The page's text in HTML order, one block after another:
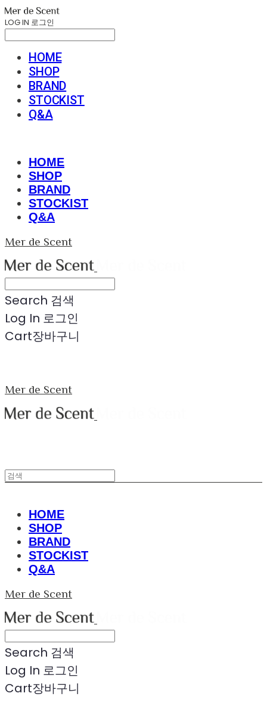
LOG IN 로그인
HOME
SHOP
BRAND
STOCKIST
Q&A
HOME
SHOP
BRAND
STOCKIST
Q&A
Mer de Scent
Search 검색
Log In 로그인
Cart장바구니
Mer de Scent
HOME
SHOP
BRAND
STOCKIST
Q&A
Mer de Scent
Search 검색
Log In 로그인
Cart장바구니